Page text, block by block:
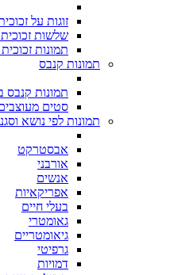
זוגות על
שלשות
תמונות
תמונות קנבס
תמונות קנבס
סטים
תמונות לפי נושא
אבסטרקט
אורבני
אנשים
אפריקאיות
בעלי חיים
גאומטרי
גיאומטריים
גרפיטי
דמויות